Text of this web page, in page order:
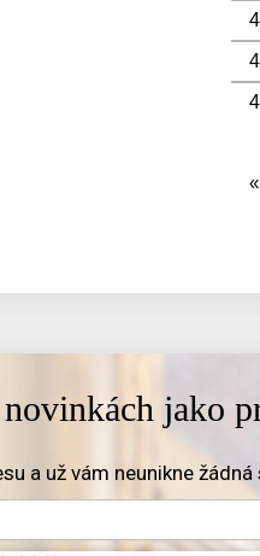
«
jako
a už vám neunikne